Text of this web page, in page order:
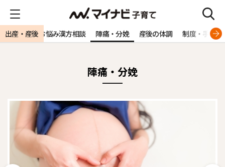
出産・産後
気 ママのお悩み漢方相談 陣痛・分娩 産後の体調 制度・手続き
陣痛・分娩